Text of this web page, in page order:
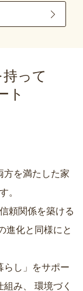
って
ト
方を満たした家
。
頼関係を築ける
らし」をサポー
み、